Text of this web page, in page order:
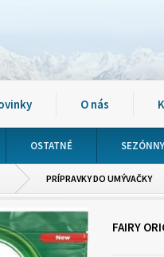
O nás
OSTATNÉ
PRÍPRAVKY DO UMÝVAČKY
FAIRY